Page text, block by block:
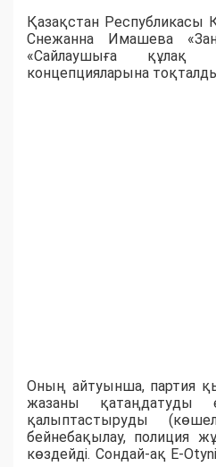
Қазақстан Республикасы
Снежанна Имашева
«Сайлаушыға құлақ
концепцияларына
Оның айтуынша, партия
жазаны қатаңдатуды
қалыптастыруды
бейнебақылау, полиция
көздейді. Сондай-ақ E-